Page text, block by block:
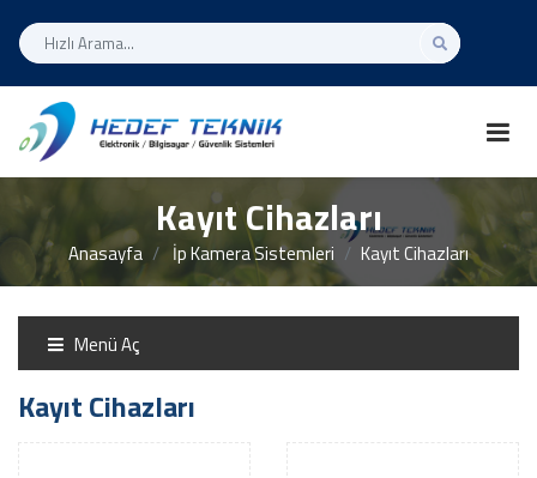
Kayıt Cihazları
Anasayfa İp Kamera Sistemleri Kayıt Cihazları
Menü Aç
Kayıt Cihazları